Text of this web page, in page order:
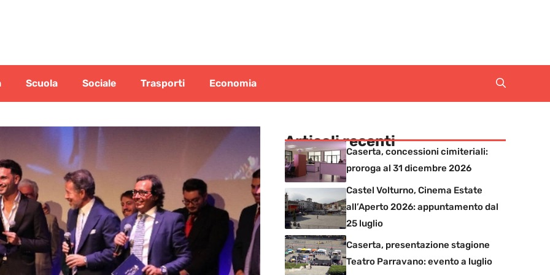
Scuola Sociale Trasporti Economia
Articoli recenti
Caserta, concessioni cimiteriali:
proroga al 31 dicembre 2026
Castel Volturno, Cinema Estate
all’Aperto 2026: appuntamento dal
25 luglio
Caserta, presentazione stagione
Teatro Parravano: evento a luglio